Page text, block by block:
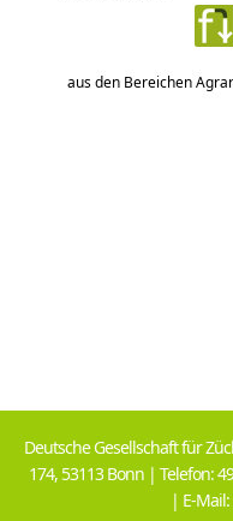
aus den Bereichen
Deutsche Gesellschaft für
174, 53113 Bonn | Telefon:
| E-